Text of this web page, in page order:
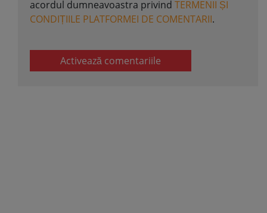
acordul dumneavoastra privind TERMENII ȘI
CONDIȚIILE PLATFORMEI DE COMENTARII.
Activează comentariile